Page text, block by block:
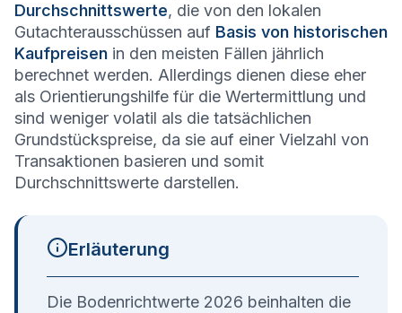
Durchschnittswerte, die von den lokalen
Gutachterausschüssen auf Basis von historischen
Kaufpreisen in den meisten Fällen jährlich
berechnet werden. Allerdings dienen diese eher
als Orientierungshilfe für die Wertermittlung und
sind weniger volatil als die tatsächlichen
Grundstückspreise, da sie auf einer Vielzahl von
Transaktionen basieren und somit
Durchschnittswerte darstellen.
Erläuterung
Die Bodenrichtwerte 2026 beinhalten die